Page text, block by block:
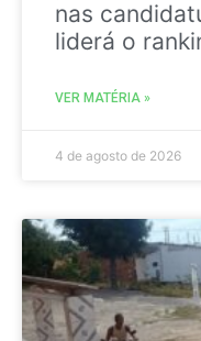
nas
liderá o
VER MATÉRIA »
4 de agosto de 2026